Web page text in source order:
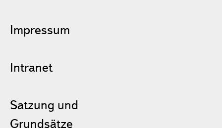
Impressum
Intranet
Satzung und
Grundsätze